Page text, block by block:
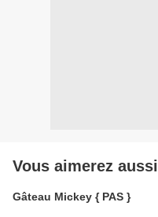
Vous aimerez aussi
Gâteau Mickey { PAS }